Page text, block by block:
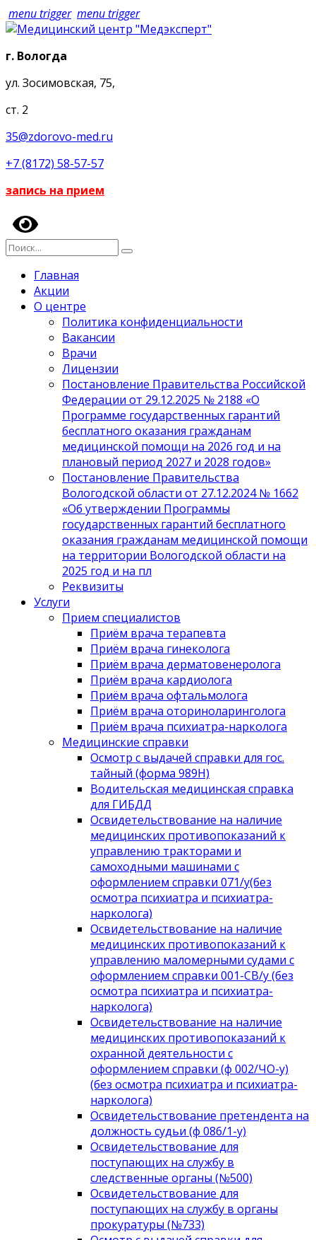
menu trigger menu trigger
г. Вологда
ул. Зосимовская, 75,
ст. 2
35@zdorovo-med.ru
+7 (8172) 58-57-57
запись на прием
Главная
Акции
О центре
Политика конфиденциальности
Вакансии
Врачи
Лицензии
Постановление Правительства Российской
Федерации от 29.12.2025 № 2188 «О
Программе государственных гарантий
бесплатного оказания гражданам
медицинской помощи на 2026 год и на
плановый период 2027 и 2028 годов»
Постановление Правительства
Вологодской области от 27.12.2024 № 1662
«Об утверждении Программы
государственных гарантий бесплатного
оказания гражданам медицинской помощи
на территории Вологодской области на
2025 год и на пл
Реквизиты
Услуги
Прием специалистов
Приём врача терапевта
Приём врача гинеколога
Приём врача дерматовенеролога
Приём врача кардиолога
Приём врача офтальмолога
Приём врача оториноларинголога
Приём врача психиатра-нарколога
Медицинские справки
Осмотр с выдачей справки для гос.
тайный (форма 989Н)
Водительская медицинская справка
для ГИБДД
Освидетельствование на наличие
медицинских противопоказаний к
управлению тракторами и
самоходными машинами с
оформлением справки 071/у(без
осмотра психиатра и психиатра-
нарколога)
Освидетельствование на наличие
медицинских противопоказаний к
управлению маломерными судами с
оформлением справки 001-СВ/у (без
осмотра психиатра и психиатра-
нарколога)
Освидетельствование на наличие
медицинских противопоказаний к
охранной деятельности с
оформлением справки (ф 002/ЧО-у)
(без осмотра психиатра и психиатра-
нарколога)
Освидетельствование претендента на
должность судьи (ф 086/1-у)
Освидетельствование для
поступающих на службу в
следственные органы (№500)
Освидетельствование для
поступающих на службу в органы
прокуратуры (№733)